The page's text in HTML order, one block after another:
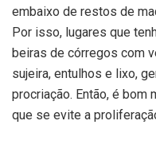
embaixo de restos de
Por isso, lugares que
beiras de córregos com
sujeira, entulhos e lixo,
procriação. Então, é bom
que se evite a